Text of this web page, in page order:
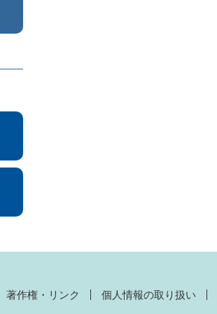
著作権・リンク 個人情報の取り扱い